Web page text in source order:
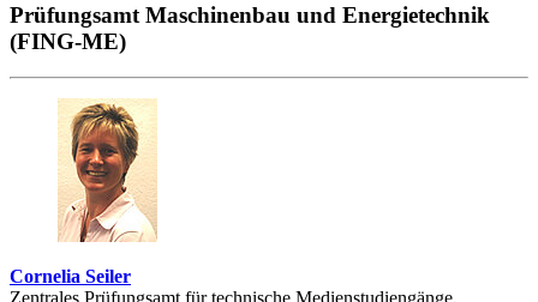
Prüfungsamt Maschinenbau und Energietechnik
(FING-ME)
Cornelia Seiler